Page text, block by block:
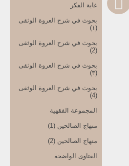
غایة الفکر
بحوث في شرح العروة الوثقی
(۱)
بحوث في شرح العروة الوثقی
(2)
بحوث في شرح العروة الوثقی
(۳)
بحوث في شرح العروة الوثقی
(4)
المجموعة الفقهیة
منهاج الصالحین (1)
منهاج الصالحین (2)
الفتاوی الواضحة